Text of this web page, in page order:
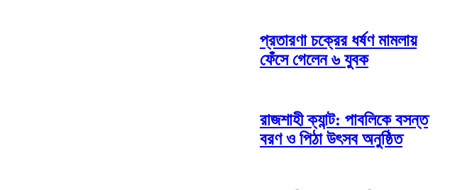
প্রতারণা চক্রের ধর্ষণ মামলায়
ফেঁসে গেলেন ৬ যুবক
রাজশাহী ক্যান্ট: পাবলিকে বসন্ত
বরণ ও পিঠা উৎসব অনুষ্ঠিত